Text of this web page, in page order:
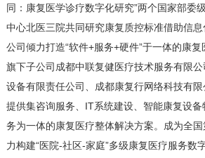
同：康复医学诊疗数字化研究”两个国家部委
中心北医三院共同研究康复质控标准借助信息
公司倾力打造“软件+服务+硬件”于一体的康
旗下子公司成都中联复健医疗技术服务有限
设备有限责任公司、成都康复行网络科技有
提供集咨询服务、IT系统建设、智能康复设
务为一体的康复医疗整体解决方案。成为全
力构建“医院-社区-家庭”多级康复医疗服务数